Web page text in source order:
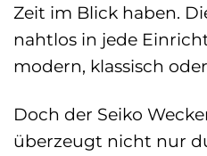
Zeit im Blick haben.
nahtlos in jede
modern, klassisch
Doch der Seiko
überzeugt nicht nur